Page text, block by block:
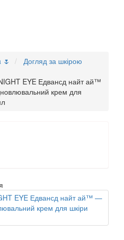
🌷
Догляд за шкірою
EYE Едвансд найт ай™
крем для